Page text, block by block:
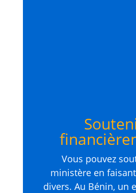
Vous pouvez
ministère en
divers. Au Bénin, un